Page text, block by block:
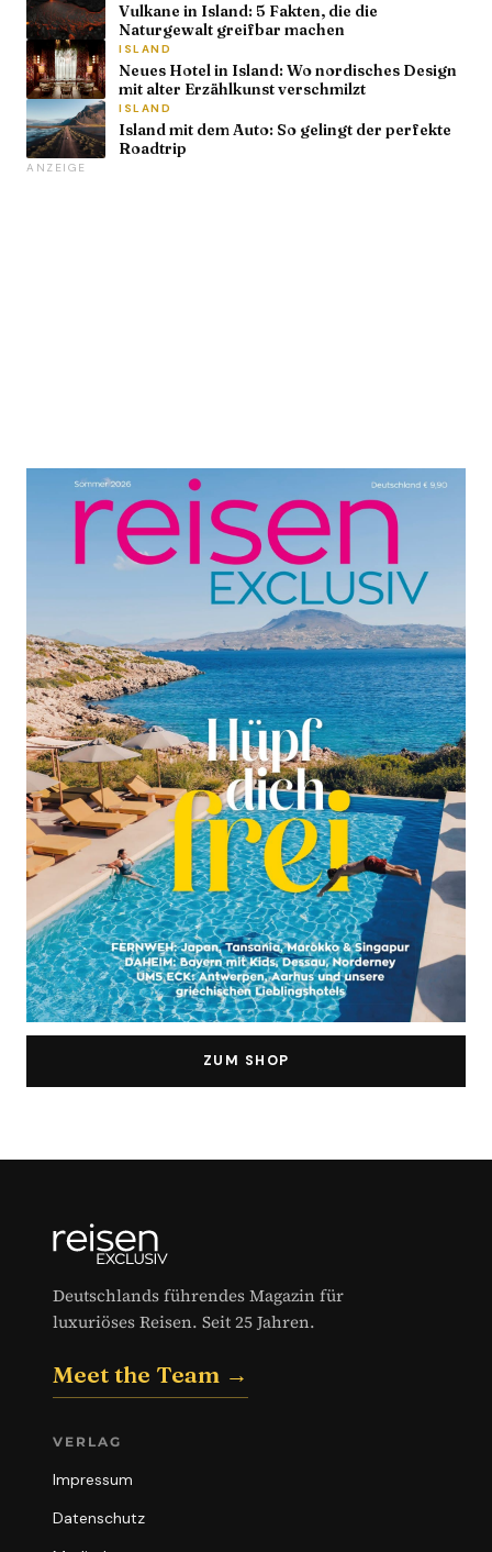
ZUM SHOP
Vulkane in Island: 5 Fakten, die die
Naturgewalt greifbar machen
ISLAND
Neues Hotel in Island: Wo nordisches Design
mit alter Erzählkunst verschmilzt
ISLAND
Island mit dem Auto: So gelingt der perfekte
Roadtrip
ANZEIGE
Deutschlands führendes Magazin für
luxuriöses Reisen. Seit 25 Jahren.
Meet the Team →
VERLAG
Impressum
Datenschutz